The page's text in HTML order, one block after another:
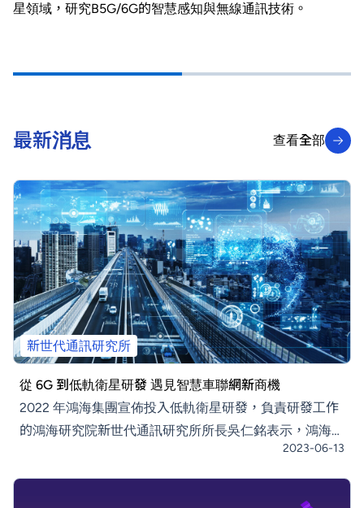
星領域，研究B5G/6G的智慧感知與無線通訊技術。
最新消息
查看全部
新世代通訊研究所
從 6G 到低軌衛星研發 遇見智慧車聯網新商機
2022 年鴻海集團宣佈投入低軌衛星研發，負責研發工作
的鴻海研究院新世代通訊研究所所長吳仁銘表示，鴻海相
信採用低軌衛星通訊並結合智慧車聯網的新商機，是新世
代新型態通訊最重要的應用，是新電動車生態系不可或缺
的關鍵。同時，「我們相信方法論與邏輯，把邏輯想清
2023-06-13